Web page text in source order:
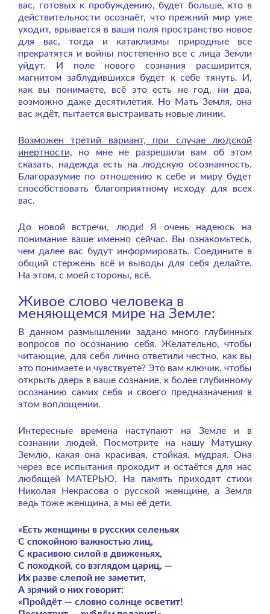
вас, готовых к пробуждению, будет больше, кто в
действительности осознаёт, что прежний мир уже
уходит, врывается в ваши поля пространство новое
для вас, тогда и катаклизмы природные все
прекратятся и войны постепенно все с лица Земли
уйдут. И поле нового сознания расширится,
магнитом заблудившихся будет к себе тянуть. И,
как вы понимаете, всё это есть не год, ни два,
возможно даже десятилетия. Но Мать Земля, она
вас ждёт, пытается выстраивать новые линии.
Возможен третий вариант, при случае людской
инертности, но мне не разрешили вам об этом
сказать, надежда есть на людскую осознанность.
Благоразумие по отношению к себе и миру будет
способствовать благоприятному исходу для всех
вас.
До новой встречи, люди! Я очень надеюсь на
понимание ваше именно сейчас. Вы ознакомьтесь,
чем далее вас будут информировать. Соедините в
общий стержень всё и выводы для себя делайте.
На этом, с моей стороны, всё.
Живое слово человека в
меняющемся мире на Земле:
В данном размышлении задано много глубинных
вопросов по осознанию себя. Желательно, чтобы
читающие, для себя лично ответили честно, как вы
это понимаете и чувствуете? Это вам ключик, чтобы
открыть дверь в ваше сознание, к более глубинному
осознанию самих себя и своего предназначения в
этом воплощении.
Интересные времена наступают на Земле и в
сознании людей. Посмотрите на нашу Матушку
Землю, какая она красивая, стойкая, мудрая. Она
через все испытания проходит и остаётся для нас
любящей МАТЕРЬЮ. На память приходят стихи
Николая Некрасова о русской женщине, а Земля
ведь тоже женщина, а мы её дети.
«Есть женщины в русских селеньях
С спокойною важностью лиц,
С красивою силой в движеньях,
С походкой, со взглядом цариц, —
Их разве слепой не заметит,
А зрячий о них говорит:
«Пройдёт — словно солнце осветит!